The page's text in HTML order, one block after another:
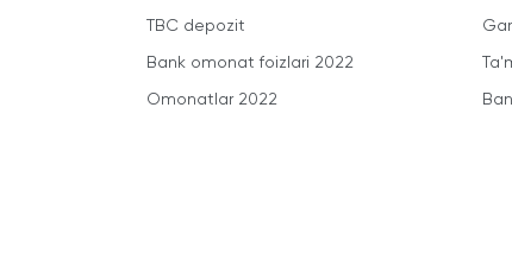
TBC depozit
Bank omonat foizlari 2022
Omonatlar 2022